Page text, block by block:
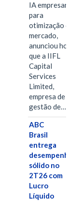
IA empresarial
para
otimização de
mercado,
anunciou hoje
que a IIFL
Capital
Services
Limited,
empresa de
gestão de…
ABC
Brasil
entrega
desempenho
sólido no
2T26 com
Lucro
Líquido